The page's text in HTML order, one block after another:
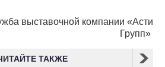
выставочной компании «Асти
Групп»
ТАКЖЕ